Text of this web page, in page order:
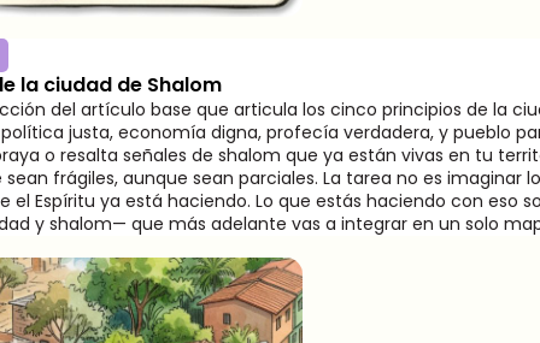
la ciudad de Shalom
del artículo base que articula los cinco principios de la
justa, economía digna, profecía verdadera, y pueblo
o resalta señales de shalom que ya están vivas en tu
frágiles, aunque sean parciales. La tarea no es imaginar
el Espíritu ya está haciendo. Lo que estás haciendo con eso
y shalom— que más adelante vas a integrar en un solo